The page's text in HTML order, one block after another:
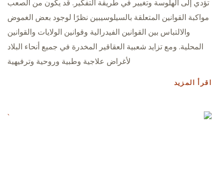
تؤدي إلى الهلوسة وتغيير في طريقة التفكير. قد يكون من الصعب
مواكبة القوانين المتعلقة بالسيلوسيبين نظرًا لوجود بعض الغموض
والالتباس بين القوانين الفيدرالية وقوانين الولايات والقوانين
المحلية. ومع تزايد شعبية العقاقير المخدرة في جميع أنحاء البلاد
لأغراض علاجية وطبية وروحية وترفيهية
اقرأ المزيد